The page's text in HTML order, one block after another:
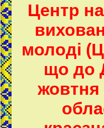
Центр
молоді
що до
жовтня